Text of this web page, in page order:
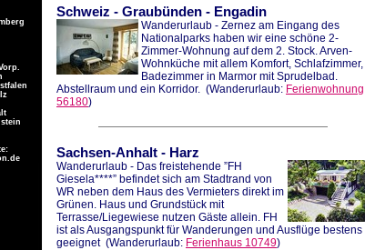
Schweiz - Graubünden - Engadin
Wanderurlaub - Zernez am Eingang des
Nationalparks haben wir eine schöne 2-
Zimmer-Wohnung auf dem 2. Stock. Arven-
Wohnküche mit allem Komfort, Schlafzimmer,
Badezimmer in Marmor mit Sprudelbad.
Abstellraum und ein Korridor. (Wanderurlaub: Ferienwohnung
56180)
Sachsen-Anhalt - Harz
Wanderurlaub - Das freistehende ”FH
Giesela****” befindet sich am Stadtrand von
WR neben dem Haus des Vermieters direkt im
Grünen. Haus und Grundstück mit
Terrasse/Liegewiese nutzen Gäste allein. FH
ist als Ausgangspunkt für Wanderungen und Ausflüge bestens
geeignet(Wanderurlaub: Ferienhaus 10749)